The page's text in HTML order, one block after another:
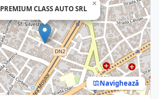
PREMIUM CLASS AUTO SRL
×
Navighează